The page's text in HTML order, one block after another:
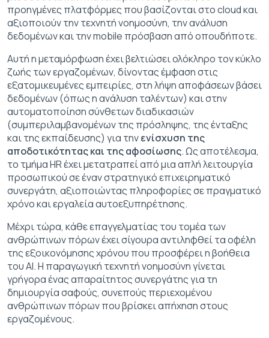
προηγμένες πλατφόρμες που βασίζονται στο cloud και
αξιοποιούν την τεχνητή νοημοσύνη, την ανάλυση
δεδομένων και την mobile πρόσβαση από οπουδήποτε.
Αυτή η μεταμόρφωση έχει βελτιώσει ολόκληρο τον κύκλο
ζωής των εργαζομένων, δίνοντας έμφαση στις
εξατομικευμένες εμπειρίες, στη λήψη αποφάσεων βάσει
δεδομένων (όπως η ανάλυση ταλέντων) και στην
αυτοματοποίηση σύνθετων διαδικασιών
(συμπεριλαμβανομένων της πρόσληψης, της ένταξης
και της εκπαίδευσης) για τηνενίσχυση της
αποδοτικότητας και της αφοσίωσης. Ως αποτέλεσμα,
το τμήμα HR έχει μετατραπεί από μια απλή λειτουργία
προσωπικού σε έναν στρατηγικό επιχειρηματικό
συνεργάτη, αξιοποιώντας πληροφορίες σε πραγματικό
χρόνο και εργαλεία αυτοεξυπηρέτησης.
Μέχρι τώρα, κάθε επαγγελματίας του τομέα των
ανθρώπινων πόρων έχει σίγουρα αντιληφθεί τα οφέλη
της εξοικονόμησης χρόνου που προσφέρει η βοήθεια
του ΑΙ. Η παραγωγική τεχνητή νοημοσύνη γίνεται
γρήγορα ένας απαραίτητος συνεργάτης για τη
δημιουργία σαφούς, συνεπούς περιεχομένου
ανθρώπινων πόρων που βρίσκει απήχηση στους
εργαζομένους.